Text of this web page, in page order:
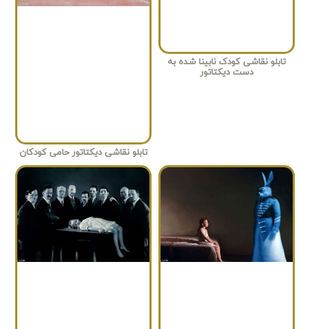
تابلو نقاشی کودک نابینا شده به
دست دیکتاتور
تابلو نقاشی دیکتاتور حامی کودکان